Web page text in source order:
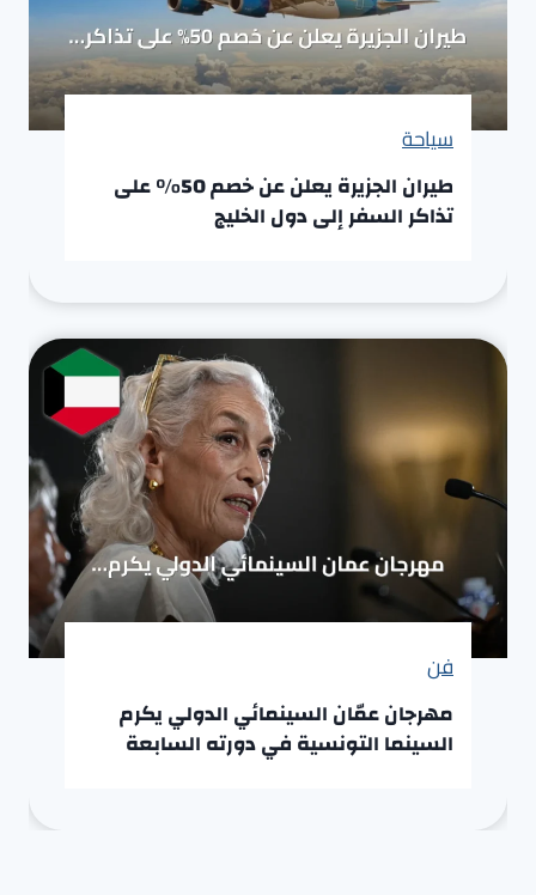
سياحة
طيران الجزيرة يعلن عن خصم 50% على
تذاكر السفر إلى دول الخليج
فن
مهرجان عمّان السينمائي الدولي يكرم
السينما التونسية في دورته السابعة